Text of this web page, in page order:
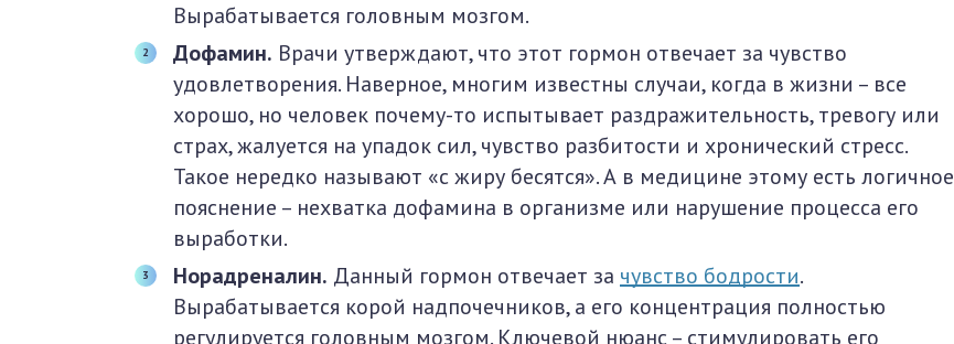
Вырабатывается головным мозгом.
Дофамин. Врачи утверждают, что этот гормон отвечает за чувство
удовлетворения. Наверное, многим известны случаи, когда в жизни – все
хорошо, но человек почему-то испытывает раздражительность, тревогу или
страх, жалуется на упадок сил, чувство разбитости и хронический стресс.
Такое нередко называют «с жиру бесятся». А в медицине этому есть логичное
пояснение – нехватка дофамина в организме или нарушение процесса его
выработки.
Норадреналин. Данный гормон отвечает за чувство бодрости.
Вырабатывается корой надпочечников, а его концентрация полностью
регулируется головным мозгом. Ключевой нюанс – стимулировать его